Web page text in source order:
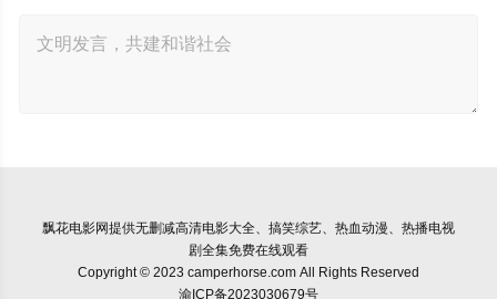
飘花电影网提供无删减高清电影大全、搞笑综艺、热血动漫、热播电视
剧全集免费在线观看
Copyright © 2023 camperhorse.com All Rights Reserved
渝ICP备2023030679号